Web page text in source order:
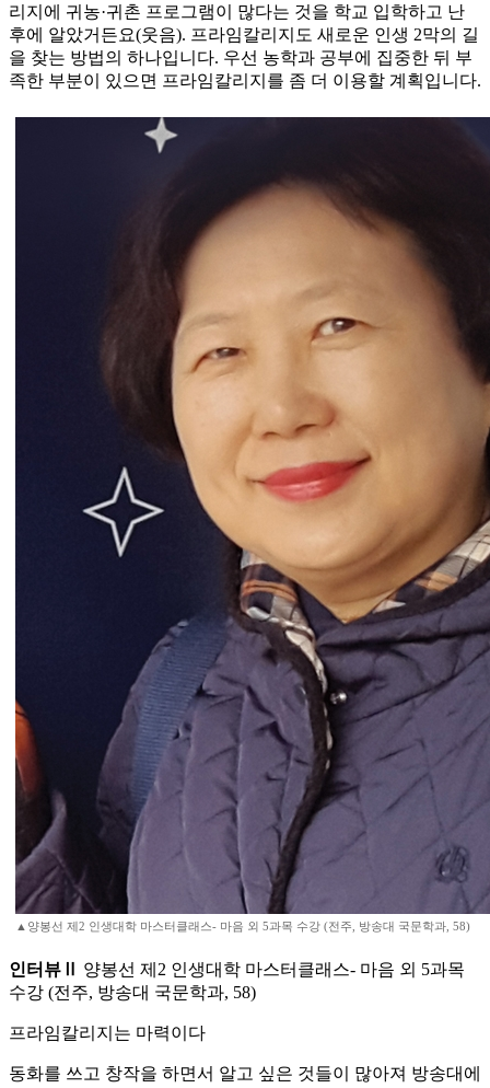
리지에 귀농·귀촌 프로그램이 많다는 것을 학교 입학하고 난
후에 알았거든요(웃음). 프라임칼리지도 새로운 인생 2막의 길
을 찾는 방법의 하나입니다. 우선 농학과 공부에 집중한 뒤 부
족한 부분이 있으면 프라임칼리지를 좀 더 이용할 계획입니다.
▲양봉선 제2 인생대학 마스터클래스- 마음 외 5과목 수강 (전주, 방송대 국문학과, 58)
인터뷰Ⅱ 양봉선 제2 인생대학 마스터클래스- 마음 외 5과목
수강 (전주, 방송대 국문학과, 58)
프라임칼리지는 마력이다
동화를 쓰고 창작을 하면서 알고 싶은 것들이 많아져 방송대에